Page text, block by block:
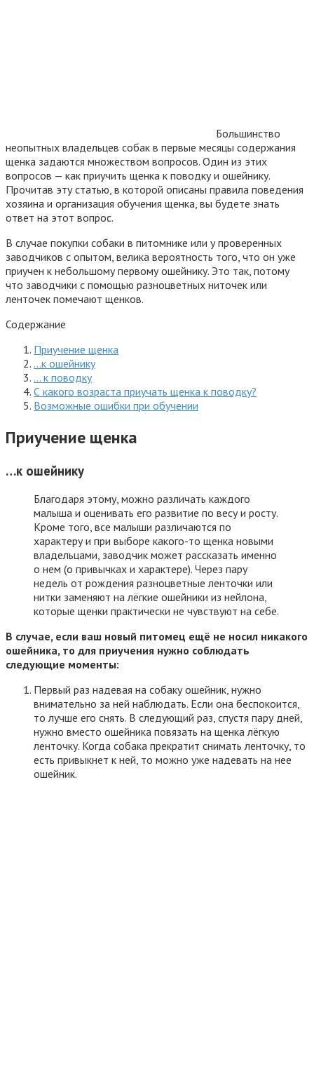
Большинство
неопытных владельцев собак в первые месяцы содержания
щенка задаются множеством вопросов. Один из этих
вопросов — как приучить щенка к поводку и ошейнику.
Прочитав эту статью, в которой описаны правила поведения
хозяина и организация обучения щенка, вы будете знать
ответ на этот вопрос.
В случае покупки собаки в питомнике или у проверенных
заводчиков с опытом, велика вероятность того, что он уже
приучен к небольшому первому ошейнику. Это так, потому
что заводчики с помощью разноцветных ниточек или
ленточек помечают щенков.
Содержание
Приучение щенка
…к ошейнику
… к поводку
С какого возраста приучать щенка к поводку?
Возможные ошибки при обучении
Приучение щенка
…к ошейнику
Благодаря этому, можно различать каждого
малыша и оценивать его развитие по весу и росту.
Кроме того, все малыши различаются по
характеру и при выборе какого-то щенка новыми
владельцами, заводчик может рассказать именно
о нем (о привычках и характере). Через пару
недель от рождения разноцветные ленточки или
нитки заменяют на лёгкие ошейники из нейлона,
которые щенки практически не чувствуют на себе.
В случае, если ваш новый питомец ещё не носил никакого
ошейника, то для приучения нужно соблюдать
следующие моменты:
Первый раз надевая на собаку ошейник, нужно
внимательно за ней наблюдать. Если она беспокоится,
то лучше его снять. В следующий раз, спустя пару дней,
нужно вместо ошейника повязать на щенка лёгкую
ленточку. Когда собака прекратит снимать ленточку, то
есть привыкнет к ней, то можно уже надевать на нее
ошейник.